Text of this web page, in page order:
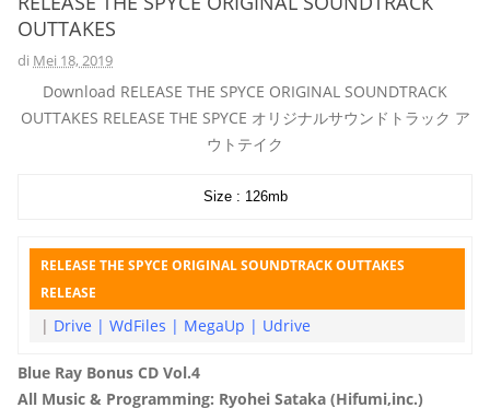
OUTTAKES
di Mei 18, 2019
Download RELEASE THE SPYCE ORIGINAL SOUNDTRACK
OUTTAKES RELEASE THE SPYCE オリジナルサウンドトラック ア
ウトテイク
Size : 126mb
RELEASE THE SPYCE ORIGINAL SOUNDTRACK OUTTAKES
RELEASE
| Drive | WdFiles | MegaUp | Udrive
Blue Ray Bonus CD Vol.4
All Music & Programming: Ryohei Sataka (Hifumi,inc.)